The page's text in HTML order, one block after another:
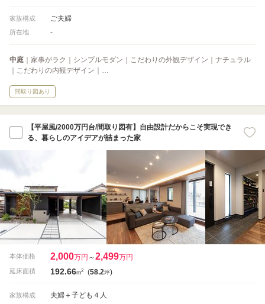
家族構成 ご夫婦
所在地 -
中庭 ｜家事がラク｜シンプルモダン｜こだわりの外観デザイン｜ナチュラル
｜こだわりの内観デザイン｜…
間取り図あり
【平屋風/2000万円台/間取り図有】自由設計だからこそ実現でき
る、暮らしのアイデアが詰まった家
本体価格 2,000万円 ～2,499万円
延床面積 192.66m2 (58.2坪)
家族構成 夫婦＋子ども４人